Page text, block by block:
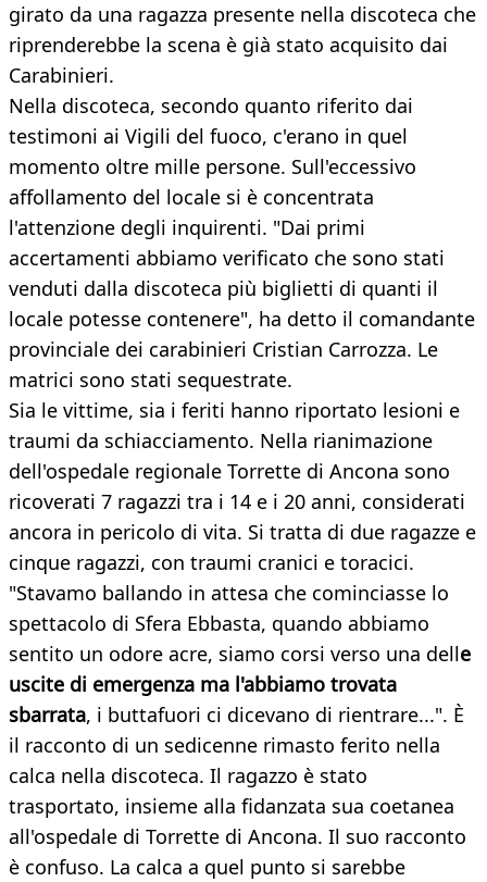
girato da una ragazza presente nella discoteca che
riprenderebbe la scena è già stato acquisito dai
Carabinieri.
Nella discoteca, secondo quanto riferito dai
testimoni ai Vigili del fuoco, c'erano in quel
momento oltre mille persone. Sull'eccessivo
affollamento del locale si è concentrata
l'attenzione degli inquirenti. "Dai primi
accertamenti abbiamo verificato che sono stati
venduti dalla discoteca più biglietti di quanti il
locale potesse contenere", ha detto il comandante
provinciale dei carabinieri Cristian Carrozza. Le
matrici sono stati sequestrate.
Sia le vittime, sia i feriti hanno riportato lesioni e
traumi da schiacciamento. Nella rianimazione
dell'ospedale regionale Torrette di Ancona sono
ricoverati 7 ragazzi tra i 14 e i 20 anni, considerati
ancora in pericolo di vita. Si tratta di due ragazze e
cinque ragazzi, con traumi cranici e toracici.
"Stavamo ballando in attesa che cominciasse lo
spettacolo di Sfera Ebbasta, quando abbiamo
sentito un odore acre, siamo corsi verso una delle
uscite di emergenza ma l'abbiamo trovata
sbarrata, i buttafuori ci dicevano di rientrare...". È
il racconto di un sedicenne rimasto ferito nella
calca nella discoteca. Il ragazzo è stato
trasportato, insieme alla fidanzata sua coetanea
all'ospedale di Torrette di Ancona. Il suo racconto
è confuso. La calca a quel punto si sarebbe